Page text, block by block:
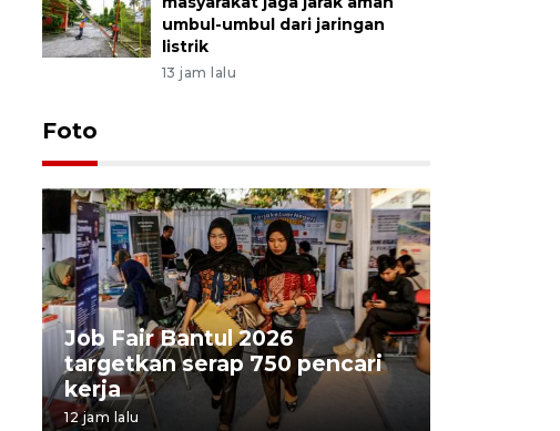
umbul-umbul dari jaringan
listrik
13 jam lalu
Foto
Job Fair Bantul 2026
targetkan serap 750 pencari
kerja
12 jam lalu